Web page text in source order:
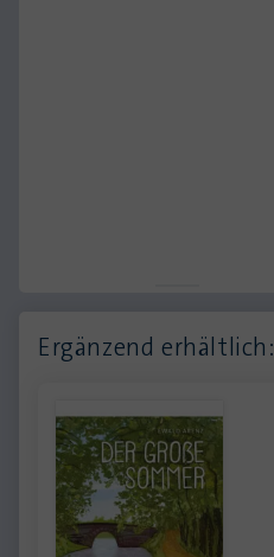
Ergänzend erhältlich: